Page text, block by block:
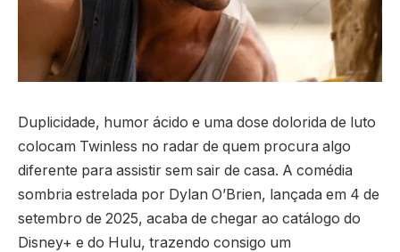
Duplicidade, humor ácido e uma dose dolorida de luto
colocam Twinless no radar de quem procura algo
diferente para assistir sem sair de casa. A comédia
sombria estrelada por Dylan O’Brien, lançada em 4 de
setembro de 2025, acaba de chegar ao catálogo do
Disney+ e do Hulu, trazendo consigo um